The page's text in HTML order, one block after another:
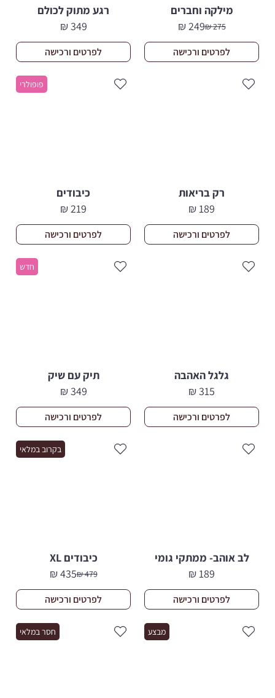
מילקה וחברים
275
₪המחיר
המקורי
היה:
249
₪
המחיר
הנוכחי
הוא:
לפרטים ורכישה
רגע מתוק לכולם
349
₪
לפרטים ורכישה
רק בריאות
189
₪
לפרטים ורכישה
פופולרי
כיבודים
219
₪
לפרטים ורכישה
גלגל האהבה
315
₪
לפרטים ורכישה
חדש
תיק עם שיק
349
₪
לפרטים ורכישה
לב אוהב- ממתקי גומי
189
₪
לפרטים ורכישה
בקרוב במלאי
כיבודים XL
479
₪המחיר
המקורי
היה:
435
₪
המחיר
הנוכחי
הוא:
לפרטים ורכישה
מבצע חסר במלאי